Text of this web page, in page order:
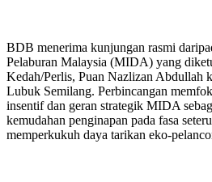
BDB menerima kunjungan rasmi
Pelaburan Malaysia (MIDA) yang
Kedah/Perlis, Puan Nazlizan Abdullah
Lubuk Semilang. Perbincangan
insentif dan geran strategik MIDA
kemudahan penginapan pada fasa
memperkukuh daya tarikan eko-